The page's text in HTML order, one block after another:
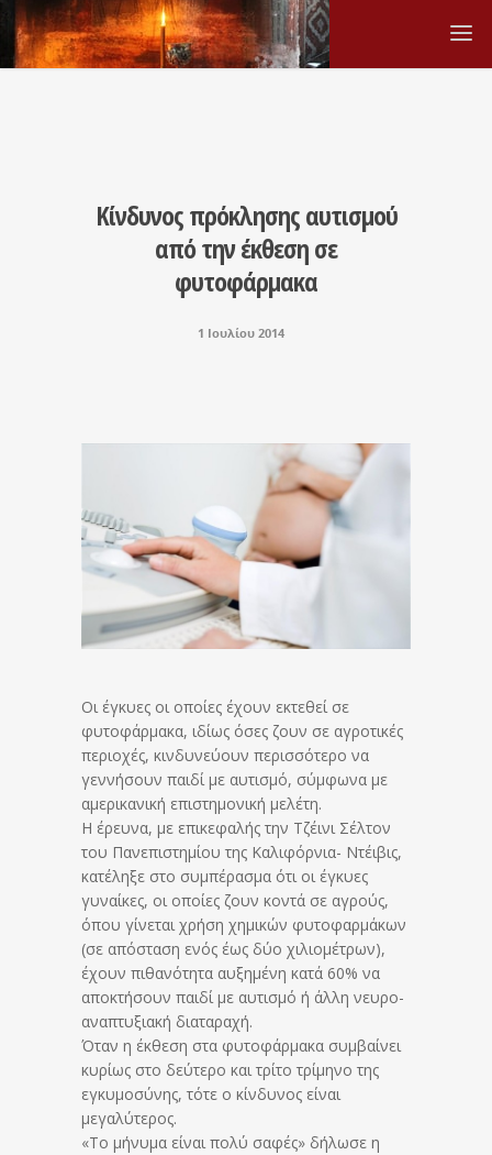
Κίνδυνος πρόκλησης αυτισμού
από την έκθεση σε
φυτοφάρμακα
1 Ιουλίου 2014
Οι έγκυες οι οποίες έχουν εκτεθεί σε
φυτοφάρμακα, ιδίως όσες ζουν σε αγροτικές
περιοχές, κινδυνεύουν περισσότερο να
γεννήσουν παιδί με αυτισμό, σύμφωνα με
αμερικανική επιστημονική μελέτη.
Η έρευνα, με επικεφαλής την Τζέινι Σέλτον
του Πανεπιστημίου της Καλιφόρνια- Ντέιβις,
κατέληξε στο συμπέρασμα ότι οι έγκυες
γυναίκες, οι οποίες ζουν κοντά σε αγρούς,
όπου γίνεται χρήση χημικών φυτοφαρμάκων
(σε απόσταση ενός έως δύο χιλιομέτρων),
έχουν πιθανότητα αυξημένη κατά 60% να
αποκτήσουν παιδί με αυτισμό ή άλλη νευρο-
αναπτυξιακή διαταραχή.
Όταν η έκθεση στα φυτοφάρμακα συμβαίνει
κυρίως στο δεύτερο και τρίτο τρίμηνο της
εγκυμοσύνης, τότε ο κίνδυνος είναι
μεγαλύτερος.
«Το μήνυμα είναι πολύ σαφές» δήλωσε η